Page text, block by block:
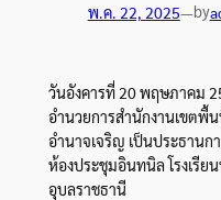
พ.ค. 22, 2025—by
วนอังคารที่ 20 พฤษภาคม
อำนวยการสำนักงานเขตพื้
อำนาจเจริญ เป็นประธาน
ห้องประชุมอินทนิล โรงเรีย
อุบลราชธานี